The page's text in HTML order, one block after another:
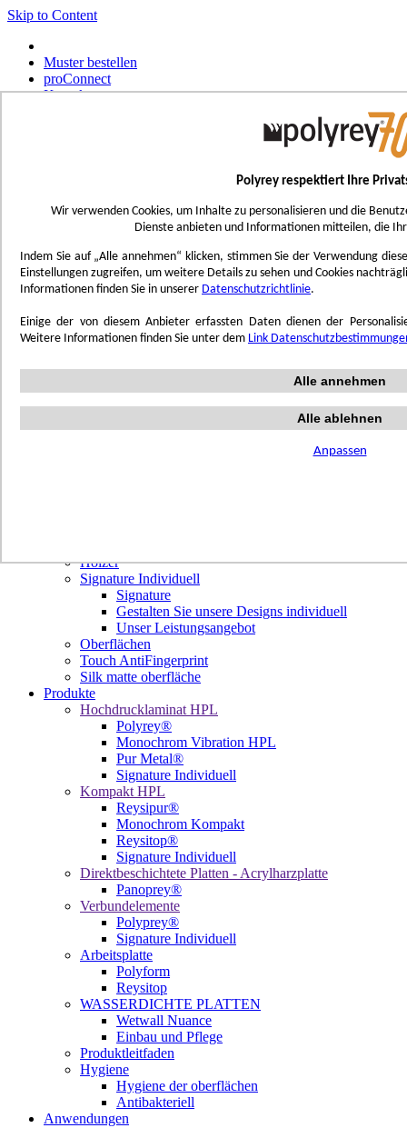
Polyrey respektiert Ihre
Wir verwenden Cookies, um Inhalte zu personalisieren und die
Dienste anbieten und Informationen mitteilen, die
Indem Sie auf „Alle annehmen“ klicken, stimmen Sie der Verwendung
Einstellungen zugreifen, um weitere Details zu sehen und Cookies
Informationen finden Sie in unserer Datenschutzrichtlinie.
Einige der von diesem Anbieter erfassten Daten dienen der
Weitere Informationen finden Sie unter dem Link
Alle annehmen
Alle ablehnen
Anpassen
Skip to Content
Muster bestellen
proConnect
Kontakt
UK - Ireland
Português
Italiano
Nederlands
Toggle Nav
Menu
Inspiration
Authentic Travertine
Hölzer
Signature Individuell
Signature
Gestalten Sie unsere Designs individuell
Unser Leistungsangebot
Oberflächen
Touch AntiFingerprint
Silk matte oberfläche
Produkte
Hochdrucklaminat HPL
Polyrey®
Monochrom Vibration HPL
Pur Metal®
Signature Individuell
Kompakt HPL
Reysipur®
Monochrom Kompakt
Reysitop®
Signature Individuell
Direktbeschichtete Platten - Acrylharzplatte
Panoprey®
Verbundelemente
Polyprey®
Signature Individuell
Arbeitsplatte
Polyform
Reysitop
WASSERDICHTE PLATTEN
Wetwall Nuance
Einbau und Pflege
Produktleitfaden
Hygiene
Hygiene der oberflächen
Antibakteriell
Anwendungen